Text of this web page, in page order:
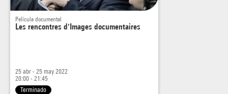
Película documental
Les rencontres d'Images documentaires
25 abr - 25 may 2022
20:00 - 21:45
Terminado